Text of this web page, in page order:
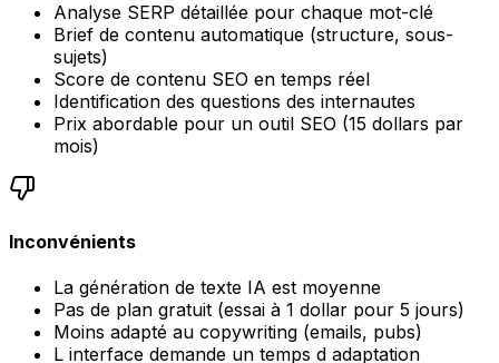
Analyse SERP détaillée pour chaque mot-clé
Brief de contenu automatique (structure, sous-
sujets)
Score de contenu SEO en temps réel
Identification des questions des internautes
Prix abordable pour un outil SEO (15 dollars par
mois)
Inconvénients
La génération de texte IA est moyenne
Pas de plan gratuit (essai à 1 dollar pour 5 jours)
Moins adapté au copywriting (emails, pubs)
L interface demande un temps d adaptation